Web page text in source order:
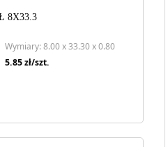
8X33.3
Wymiary: 8.00 x 33.30 x 0.80
5.85zł/szt.